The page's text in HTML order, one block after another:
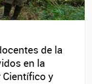
de la
en la
y